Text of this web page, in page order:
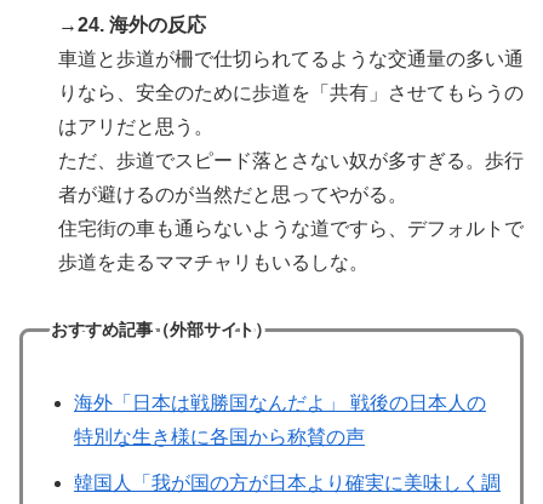
→24. 海外の反応
車道と歩道が柵で仕切られてるような交通量の多い通
りなら、安全のために歩道を「共有」させてもらうの
はアリだと思う。
ただ、歩道でスピード落とさない奴が多すぎる。歩行
者が避けるのが当然だと思ってやがる。
住宅街の車も通らないような道ですら、デフォルトで
歩道を走るママチャリもいるしな。
おすすめ記事（外部サイト）
海外「日本は戦勝国なんだよ」 戦後の日本人の
特別な生き様に各国から称賛の声
韓国人「我が国の方が日本より確実に美味しく調